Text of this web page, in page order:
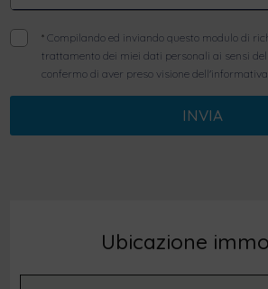
*Compilando ed inviando questo modulo di
trattamento dei miei dati personali ai sensi
confermo di aver preso visione
INVIA
Ubicazione